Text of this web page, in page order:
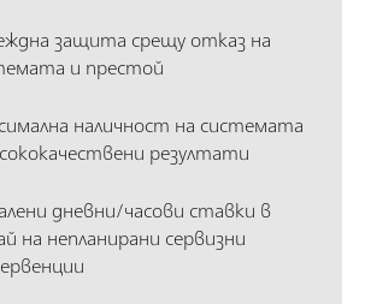
защита срещу отказ на
и престой
наличност на системата
резултати
дневни/часови ставки в
на непланирани сервизни